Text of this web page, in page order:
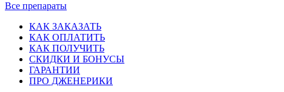
Все препараты
КАК ЗАКАЗАТЬ
КАК ОПЛАТИТЬ
КАК ПОЛУЧИТЬ
СКИДКИ И БОНУСЫ
ГАРАНТИИ
ПРО ДЖЕНЕРИКИ